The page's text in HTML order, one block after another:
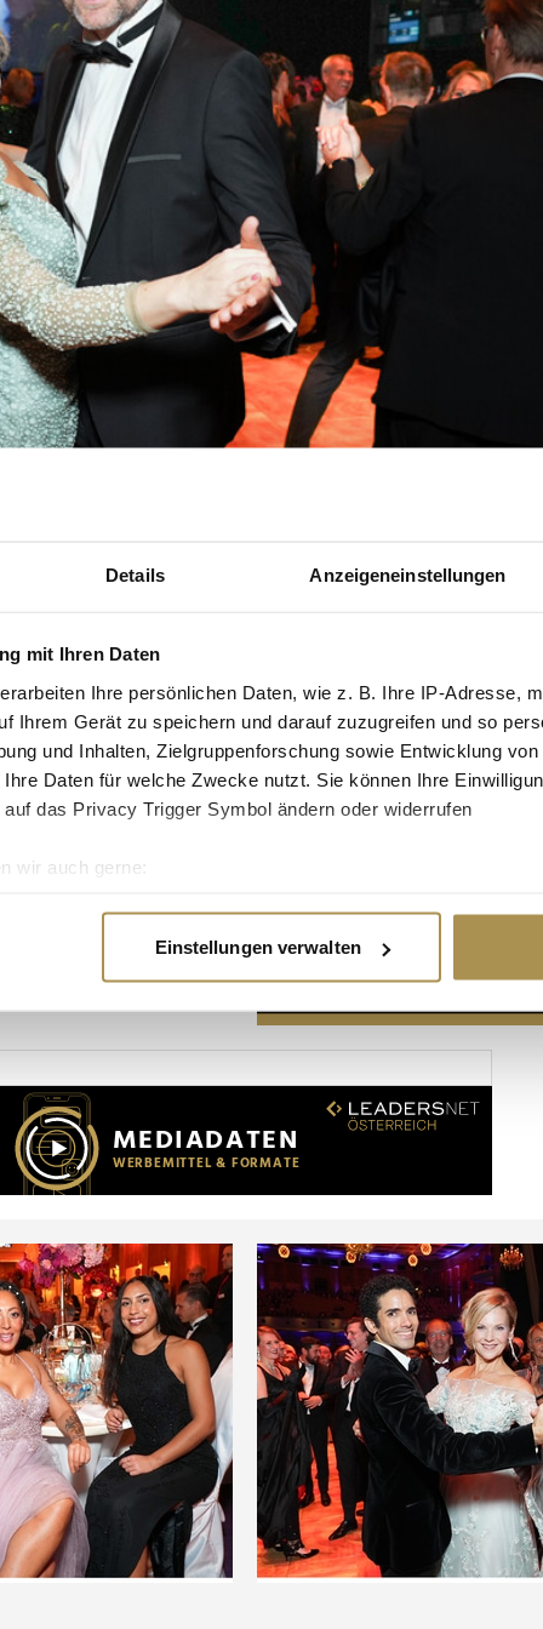
Details Anzeigeneinstellungen
mit Ihren Daten
Ihre persönlichen Daten, wie z. B. Ihre IP-Adresse,
Ihrem Gerät zu speichern und darauf zuzugreifen und so
und Inhalten, Zielgruppenforschung sowie Entwicklung
Daten für welche Zwecke nutzt. Sie können Ihre
das Privacy Trigger Symbol ändern oder widerrufen
wir auch gerne:
Ihre persönlichen Daten verarbeitet werden, und legen Sie
und Anzeigen zu personalisieren, Funktionen für soziale
soziale Medien, Werbung und Analysen weiter. Unsere
zusammen, die Sie ihnen bereitgestellt haben oder die
Einstellungen verwalten
Advertisement